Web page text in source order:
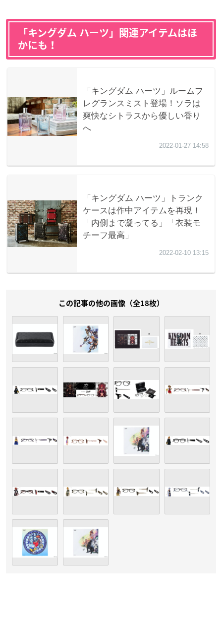
「キングダム ハーツ」関連アイテムはほ
かにも！
この記事の他の画像（全18枚）